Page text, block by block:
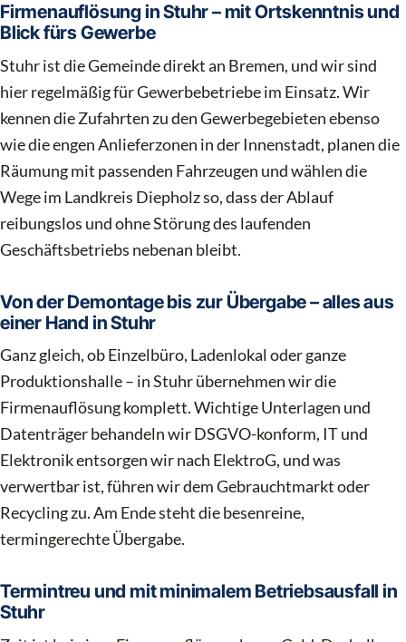
Firmenauflösung in Stuhr – mit Ortskenntnis und
Blick fürs Gewerbe
Stuhr ist die Gemeinde direkt an Bremen, und wir sind
hier regelmäßig für Gewerbebetriebe im Einsatz. Wir
kennen die Zufahrten zu den Gewerbegebieten ebenso
wie die engen Anlieferzonen in der Innenstadt, planen die
Räumung mit passenden Fahrzeugen und wählen die
Wege im Landkreis Diepholz so, dass der Ablauf
reibungslos und ohne Störung des laufenden
Geschäftsbetriebs nebenan bleibt.
Von der Demontage bis zur Übergabe – alles aus
einer Hand in Stuhr
Ganz gleich, ob Einzelbüro, Ladenlokal oder ganze
Produktionshalle – in Stuhr übernehmen wir die
Firmenauflösung komplett. Wichtige Unterlagen und
Datenträger behandeln wir DSGVO-konform, IT und
Elektronik entsorgen wir nach ElektroG, und was
verwertbar ist, führen wir dem Gebrauchtmarkt oder
Recycling zu. Am Ende steht die besenreine,
termingerechte Übergabe.
Termintreu und mit minimalem Betriebsausfall in
Stuhr